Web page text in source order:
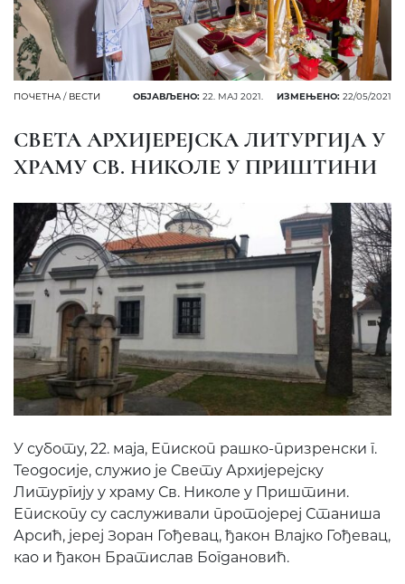
ПОЧЕТНА / ВЕСТИ ОБЈАВЉЕНО: 22. МАЈ 2021. ИЗМЕЊЕНО: 22/05/2021
СВЕТА АРХИЈЕРЕЈСКА ЛИТУРГИЈА У
ХРАМУ СВ. НИКОЛЕ У ПРИШТИНИ
У суботу, 22. маја, Епископ рашко-призренски г.
Теодосије, служио је Свету Архијерејску
Литургију у храму Св. Николе у Приштини.
Епископу су саслуживали протојереј Станиша
Арсић, јереј Зоран Гођевац, ђакон Влајко Гођевац,
као и ђакон Братислав Богдановић.